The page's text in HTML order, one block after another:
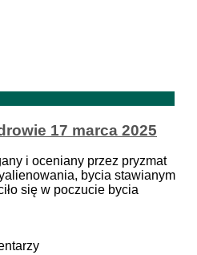
17 marca 2025
i oceniany przez pryzmat
bycia stawianym
się w poczucie bycia